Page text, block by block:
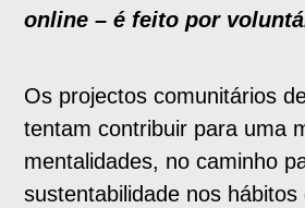
online – é feito por
Os projectos comunitários
tentam contribuir para uma
mentalidades, no caminho
sustentabilidade nos hábitos